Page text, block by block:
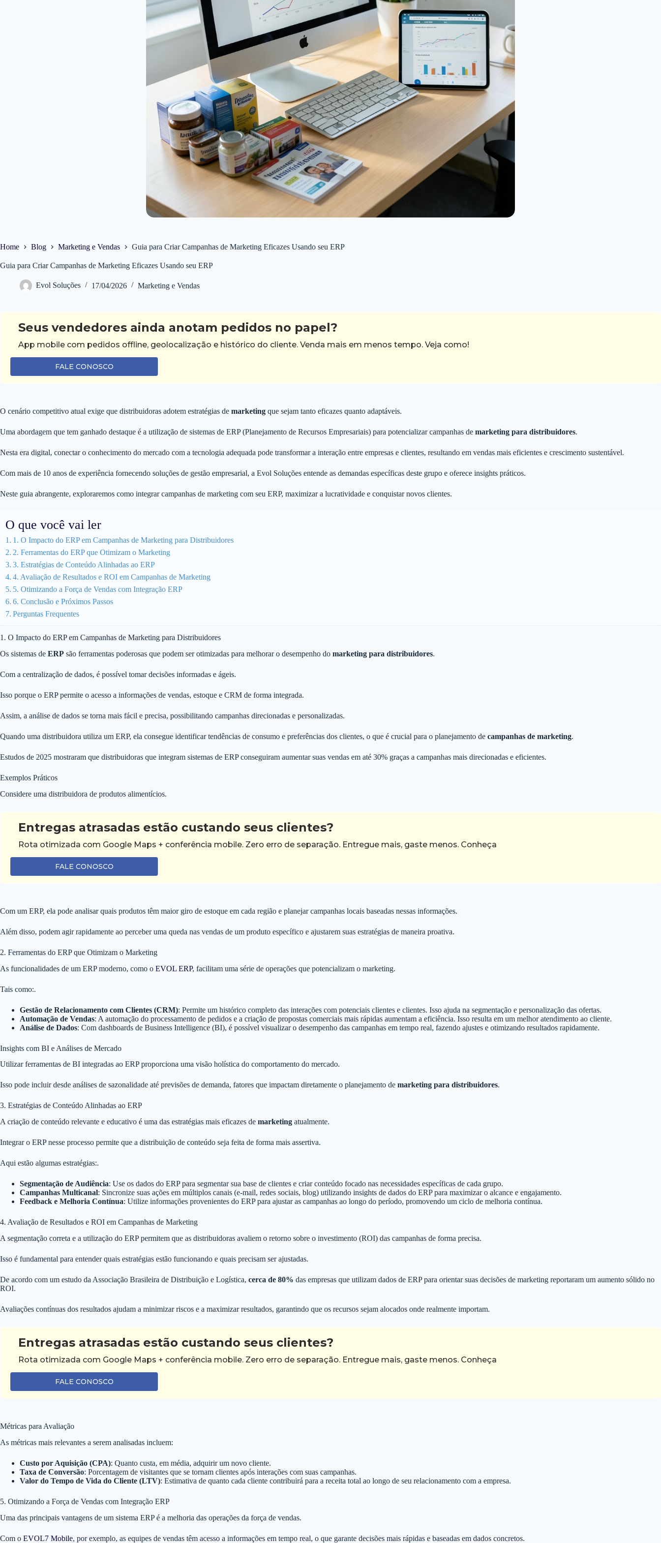
Home Blog Marketing e Vendas Guia para Criar Campanhas de Marketing Eficazes Usando seu ERP
Guia para Criar Campanhas de Marketing Eficazes Usando seu ERP
Evol Soluções 17/04/2026 Marketing e Vendas
Seus vendedores ainda anotam pedidos no papel?
App mobile com pedidos offline, geolocalização e histórico do cliente. Venda mais em menos tempo. Veja como!
FALE CONOSCO
O cenário competitivo atual exige que distribuidoras adotem estratégias de marketing que sejam tanto eficazes quanto adaptáveis.
Uma abordagem que tem ganhado destaque é a utilização de sistemas de ERP (Planejamento de Recursos Empresariais) para potencializar campanhas de marketing para distribuidores.
Nesta era digital, conectar o conhecimento do mercado com a tecnologia adequada pode transformar a interação entre empresas e clientes, resultando em vendas mais eficientes e crescimento sustentável.
Com mais de 10 anos de experiência fornecendo soluções de gestão empresarial, a Evol Soluções entende as demandas específicas deste grupo e oferece insights práticos.
Neste guia abrangente, exploraremos como integrar campanhas de marketing com seu ERP, maximizar a lucratividade e conquistar novos clientes.
O que você vai ler
1. O Impacto do ERP em Campanhas de Marketing para Distribuidores
2. Ferramentas do ERP que Otimizam o Marketing
3. Estratégias de Conteúdo Alinhadas ao ERP
4. Avaliação de Resultados e ROI em Campanhas de Marketing
5. Otimizando a Força de Vendas com Integração ERP
6. Conclusão e Próximos Passos
Perguntas Frequentes
1. O Impacto do ERP em Campanhas de Marketing para Distribuidores
Os sistemas de ERP são ferramentas poderosas que podem ser otimizadas para melhorar o desempenho do marketing para distribuidores.
Com a centralização de dados, é possível tomar decisões informadas e ágeis.
Isso porque o ERP permite o acesso a informações de vendas, estoque e CRM de forma integrada.
Assim, a análise de dados se torna mais fácil e precisa, possibilitando campanhas direcionadas e personalizadas.
Quando uma distribuidora utiliza um ERP, ela consegue identificar tendências de consumo e preferências dos clientes, o que é crucial para o planejamento de campanhas de marketing.
Estudos de 2025 mostraram que distribuidoras que integram sistemas de ERP conseguiram aumentar suas vendas em até 30% graças a campanhas mais direcionadas e eficientes.
Exemplos Práticos
Considere uma distribuidora de produtos alimentícios.
Entregas atrasadas estão custando seus clientes?
Rota otimizada com Google Maps + conferência mobile. Zero erro de separação. Entregue mais, gaste menos. Conheça
FALE CONOSCO
Com um ERP, ela pode analisar quais produtos têm maior giro de estoque em cada região e planejar campanhas locais baseadas nessas informações.
Além disso, podem agir rapidamente ao perceber uma queda nas vendas de um produto específico e ajustarem suas estratégias de maneira proativa.
2. Ferramentas do ERP que Otimizam o Marketing
As funcionalidades de um ERP moderno, como o EVOL ERP, facilitam uma série de operações que potencializam o marketing.
Tais como:.
Gestão de Relacionamento com Clientes (CRM): Permite um histórico completo das interações com potenciais clientes e clientes. Isso ajuda na segmentação e personalização das ofertas.
Automação de Vendas: A automação do processamento de pedidos e a criação de propostas comerciais mais rápidas aumentam a eficiência. Isso resulta em um melhor atendimento ao cliente.
Análise de Dados: Com dashboards de Business Intelligence (BI), é possível visualizar o desempenho das campanhas em tempo real, fazendo ajustes e otimizando resultados rapidamente.
Insights com BI e Análises de Mercado
Utilizar ferramentas de BI integradas ao ERP proporciona uma visão holística do comportamento do mercado.
Isso pode incluir desde análises de sazonalidade até previsões de demanda, fatores que impactam diretamente o planejamento de marketing para distribuidores.
3. Estratégias de Conteúdo Alinhadas ao ERP
A criação de conteúdo relevante e educativo é uma das estratégias mais eficazes de marketing atualmente.
Integrar o ERP nesse processo permite que a distribuição de conteúdo seja feita de forma mais assertiva.
Aqui estão algumas estratégias:.
Segmentação de Audiência: Use os dados do ERP para segmentar sua base de clientes e criar conteúdo focado nas necessidades específicas de cada grupo.
Campanhas Multicanal: Sincronize suas ações em múltiplos canais (e-mail, redes sociais, blog) utilizando insights de dados do ERP para maximizar o alcance e engajamento.
Feedback e Melhoria Contínua: Utilize informações provenientes do ERP para ajustar as campanhas ao longo do período, promovendo um ciclo de melhoria contínua.
4. Avaliação de Resultados e ROI em Campanhas de Marketing
A segmentação correta e a utilização do ERP permitem que as distribuidoras avaliem o retorno sobre o investimento (ROI) das campanhas de forma precisa.
Isso é fundamental para entender quais estratégias estão funcionando e quais precisam ser ajustadas.
De acordo com um estudo da Associação Brasileira de Distribuição e Logística, cerca de 80% das empresas que utilizam dados de ERP para orientar suas decisões de marketing reportaram um aumento sólido no
ROI.
Avaliações contínuas dos resultados ajudam a minimizar riscos e a maximizar resultados, garantindo que os recursos sejam alocados onde realmente importam.
Entregas atrasadas estão custando seus clientes?
Rota otimizada com Google Maps + conferência mobile. Zero erro de separação. Entregue mais, gaste menos. Conheça
FALE CONOSCO
Métricas para Avaliação
As métricas mais relevantes a serem analisadas incluem:
Custo por Aquisição (CPA): Quanto custa, em média, adquirir um novo cliente.
Taxa de Conversão: Porcentagem de visitantes que se tornam clientes após interações com suas campanhas.
Valor do Tempo de Vida do Cliente (LTV): Estimativa de quanto cada cliente contribuirá para a receita total ao longo de seu relacionamento com a empresa.
5. Otimizando a Força de Vendas com Integração ERP
Uma das principais vantagens de um sistema ERP é a melhoria das operações da força de vendas.
Com o EVOL7 Mobile, por exemplo, as equipes de vendas têm acesso a informações em tempo real, o que garante decisões mais rápidas e baseadas em dados concretos.